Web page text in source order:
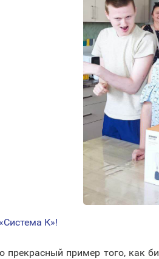
«Система К»!
прекрасный пример того, как